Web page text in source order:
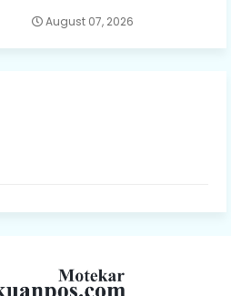
August 07, 2026